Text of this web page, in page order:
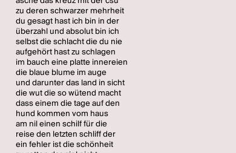
zu deren schwarzer mehrheit
du gesagt hast ich bin in der
überzahl und absolut bin ich
selbst die schlacht die du nie
aufgehört hast zu schlagen
im bauch eine platte innereien
die blaue blume im auge
und darunter das land in sicht
die wut die so wütend macht
dass einem die tage auf den
hund kommen vom haus
am nil einen schilf für die
reise den letzten schliff der
ein fehler ist die schönheit